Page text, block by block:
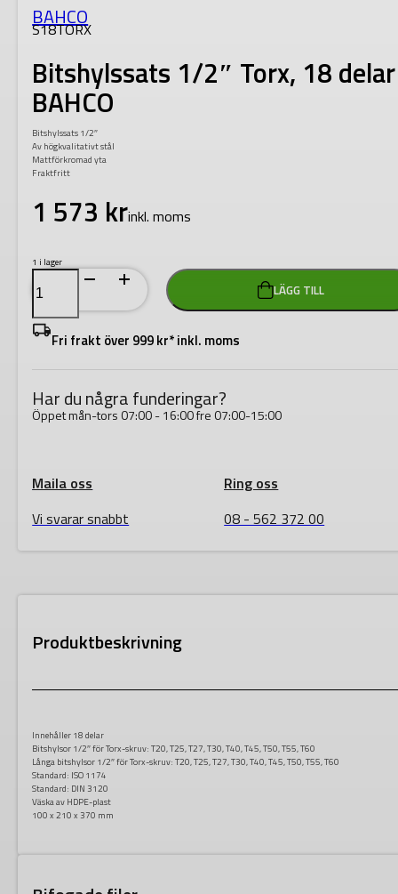
BAHCO
S18TORX
Bitshylssats 1/2″ Torx, 18 delar
BAHCO
Bitshylssats 1/2″
Av högkvalitativt stål
Mattförkromad yta
Fraktfritt
1 573 krinkl. moms
1 i lager
Bitshylssats
1/2"
Torx,
18
delar
BAHCO
LÄGG TILL
Fri frakt över 999 kr* inkl. moms
Har du några funderingar?
Öppet mån-tors 07:00 - 16:00 fre 07:00-15:00
Maila oss
Vi svarar snabbt
Ring oss
08 - 562 372 00
Produktbeskrivning
Innehåller 18 delar
Bitshylsor 1/2″ för Torx-skruv: T20, T25, T27, T30, T40, T45, T50, T55, T60
Långa bitshylsor 1/2″ för Torx-skruv: T20, T25, T27, T30, T40, T45, T50, T55, T60
Standard: ISO 1174
Standard: DIN 3120
Väska av HDPE-plast
100 x 210 x 370 mm